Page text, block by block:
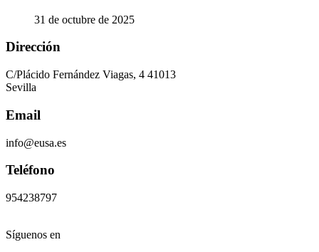
31 de octubre de 2025
Dirección
C/Plácido Fernández Viagas, 4 41013
Sevilla
Email
info@eusa.es
Teléfono
954238797
Síguenos en